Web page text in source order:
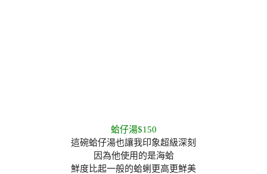
蛤仔湯$150
這碗蛤仔湯也讓我印象超級深刻
因為他使用的是海蛤
鮮度比起一般的蛤蜊更高更鮮美